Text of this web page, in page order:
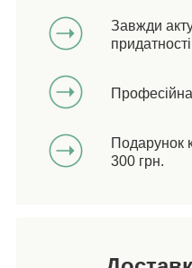
Завжди
придатності
Подарунок
300 грн.